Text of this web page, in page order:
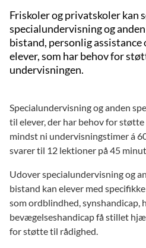
Friskoler og privatskoler kan
specialundervisning og
bistand, personlig
elever, som har behov for
undervisningen.
Specialundervisning og anden
til elever, der har behov for
mindst ni undervisningstimer á
svarer til 12 lektioner på 45
Udover specialundervisning og
bistand kan elever med
som ordblindhed, synshandicap,
bevægelseshandicap få stillet
for støtte til rådighed.